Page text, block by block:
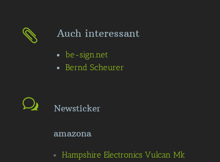
 Auch interessant
be-sign.net
Bernd Scheurer
Newsticker
amazona
Hampshire Electronics Vulcan Mk